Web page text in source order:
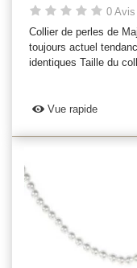
0 Avis
Collier de perles de
toujours actuel
identiques Taille du
Vue rapide